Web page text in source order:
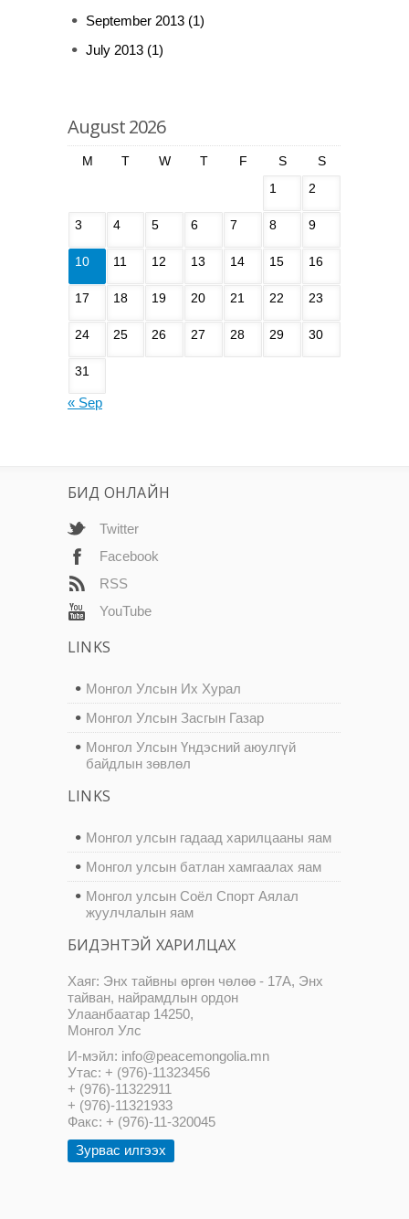
September 2013 (1)
July 2013 (1)
August 2026
M T W T F S
S
1
2
3 4 5 6 7 8 9
10 11 12 13 14 15 16
17 18 19 20 21 22 23
24 25 26 27 28 29 30
31
« Sep
БИД ОНЛАЙН
Twitter
Facebook
RSS
YouTube
LINKS
Монгол Улсын Их Хурал
Монгол Улсын Засгын Газар
Монгол Улсын Үндэсний аюулгүй
байдлын зөвлөл
LINKS
Монгол улсын гадаад харилцааны яам
Монгол улсын батлан хамгаалах яам
Монгол улсын Соёл Спорт Аялал
жуулчлалын яам
БИДЭНТЭЙ ХАРИЛЦАХ
Хаяг: Энх тайвны өргөн чөлөө - 17А, Энх
тайван, найрамдлын ордон
Улаанбаатар 14250,
Монгол Улс
И-мэйл: info@peacemongolia.mn
Утас: + (976)-11323456
+ (976)-11322911
+ (976)-11321933
Факс: + (976)-11-320045
Зурвас илгээх